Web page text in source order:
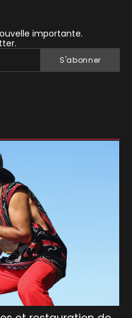
importante.
S'abonner